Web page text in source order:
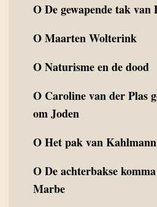
ODe gewapende tak van
OMaarten Wolterink
ONaturisme en de dood
O Caroline van der Plas
om Joden
OHet pak van Kahlmann
ODe achterbakse
Marbe